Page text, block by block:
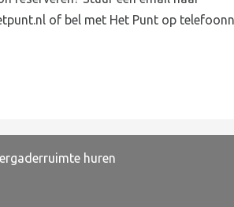
of bel met Het Punt op
huren